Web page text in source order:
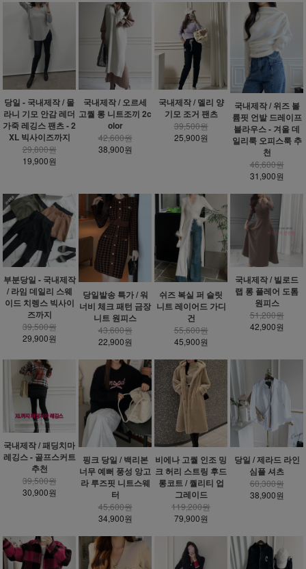
당일 - 국내제작 / 몰
라니 기모 안감 레더
가죽 레깅스 팬츠 - 2
XL 빅사이즈까지
29,800원
19,900원
국내제작 / 오르세
고퀄 롱 니트조끼 2c
olor
42,600원
38,900원
국내제작 / 멜리 양
기모 조거 팬츠
39,500원
25,900원
국내제작 / 위즈 볼
륨핏 언발 드레이프
블라우스 - 겨울 데
일리룩 오피스룩 추
천
46,600원
31,900원
부분당일 - 국내제작
/ 라임 데일리 스웨
이드 치렝스 빅사이
즈까지
39,500원
29,900원
당일발송 특가 / 워
너비 체크 패턴 금장
니트 원피스
43,600원
22,900원
쉬즈 복실 퍼 슬릿
니트 레이어드 가디
건
55,600원
45,900원
국내제작 / 빌로드
랩 롱 플레어 도톰
원피스
51,200원
42,900원
국내제작 / 패딩치마
레깅스 - 골프스커트
추천
39,500원
30,900원
핑크 당일 / 백리본
너무 예뻐 풍성 앙고
라 루즈핏 니트스웨
터
45,600원
34,900원
비에나 고퀄 인조 밍
크 허리 스트링 후드
롱코트 / 퀄리티 업
그레이드
119,200원
79,900원
당일 / 제라드 라인
심플 셔츠
60,300원
38,900원